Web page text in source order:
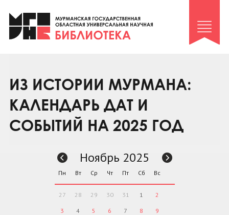
Клуб «Гиря и сельдерей»
Клуб «Семейный архив»
Коллегам
Контакты
ИЗ ИСТОРИИ МУРМАНА:
КАЛЕНДАРЬ ДАТ И
СОБЫТИЙ НА 2025 ГОД
Ноябрь 2025
Пн Вт Ср Чт Пт Сб Вс
27 28 29 30 31 1 2
3 4 5 6 7 8 9